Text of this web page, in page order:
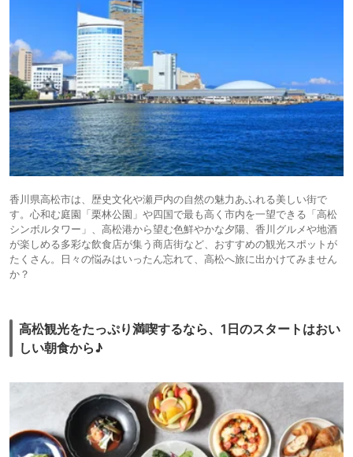
香川県高松市は、歴史文化や瀬戸内の自然の魅力あふれる美しい街で
す。心和む庭園「栗林公園」や四国で最も高く市内を一望できる「高松
シンボルタワー」、高松港から望む色鮮やかな夕陽、香川グルメや地酒
が楽しめる多彩な飲食店が集う商店街など、おすすめの観光スポットが
たくさん。日々の悩みはいったん忘れて、高松へ旅に出かけてみません
か？
高松観光をたっぷり満喫するなら、1日のスタートはおい
しい朝食から♪